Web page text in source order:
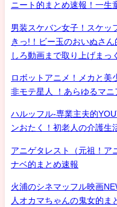
ニート的まとめ速報！一生
男装スケバン女子！スケッ
きっ!！ビー玉のおいぬさ
しろ動画まで取り上げまっ
ロボットアニメ！メカと美
非モテ星人 ！あらゆるマ
ハルッフル-専業主夫的
ンおたく！初老人の介護生
アニゲタレスト（元祖！
ナベ的まとめ速報
火浦のシネマッフル映画
人オカマちゃんの鬼女的ま